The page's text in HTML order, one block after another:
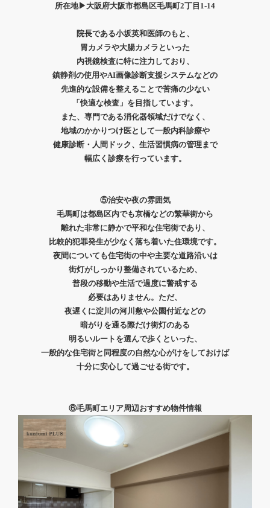
所在地▶大阪府大阪市都島区毛馬町2丁目1-14
院長である小坂英和医師のもと、
胃カメラや大腸カメラといった
内視鏡検査に特に注力しており、
鎮静剤の使用やAI画像診断支援システムなどの
先進的な設備を整えることで苦痛の少ない
「快適な検査」を目指しています。
また、専門である消化器領域だけでなく、
地域のかかりつけ医として一般内科診療や
健康診断・人間ドック、生活習慣病の管理まで
幅広く診療を行っています。
⑤治安や夜の雰囲気
毛馬町は都島区内でも京橋などの繁華街から
離れた非常に静かで平和な住宅街であり、
比較的犯罪発生が少なく 落ち着いた住環境です。
夜間についても住宅街の中や主要な道路沿いは
街灯がしっかり整備されているため、
普段の移動や生活で過度に警戒する
必要はありません。 ただ、
夜遅くに淀川の河川敷や公園付近などの
暗がりを通る際だけ街灯のある
明るいルートを選んで歩くといった、
一般的な住宅街と同程度の自然な心がけをしておけば
十分に安心して過ごせる街です。
⑥毛馬町エリア周辺おすすめ物件情報